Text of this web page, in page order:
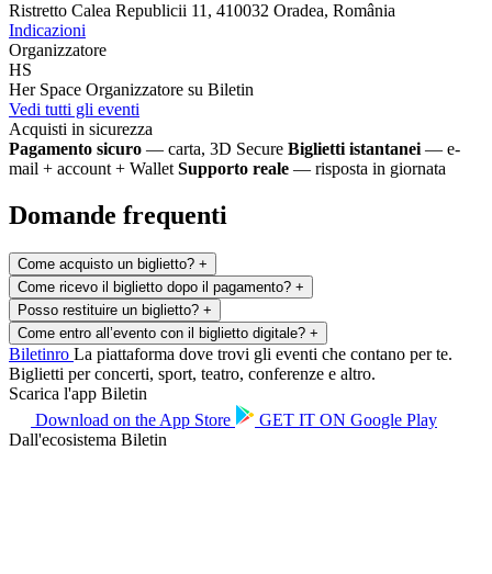
Ristretto Calea Republicii 11, 410032 Oradea, România
Indicazioni
Organizzatore
HS
Her Space Organizzatore su Biletin
Vedi tutti gli eventi
Acquisti in sicurezza
Pagamento sicuro — carta, 3D Secure Biglietti istantanei — e-
mail + account + Wallet Supporto reale — risposta in giornata
Domande frequenti
Come acquisto un biglietto? +
Come ricevo il biglietto dopo il pagamento? +
Posso restituire un biglietto? +
Come entro all’evento con il biglietto digitale? +
Biletinro La piattaforma dove trovi gli eventi che contano per te.
Biglietti per concerti, sport, teatro, conferenze e altro.
Scarica l'app Biletin
Download on the App Store GET IT ON Google Play
Dall'ecosistema Biletin